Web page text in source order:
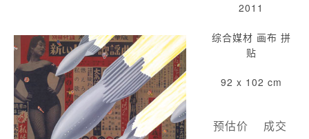
2011
综合媒材 画布 拼
贴
92 x 102 cm
预估价
成交